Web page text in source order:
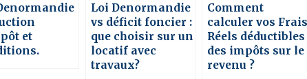
et
Loi Denormandie
vs déficit foncier :
que choisir sur un
locatif avec
travaux?
Comment
calculer vos Frais
Réels déductibles
des impôts sur le
revenu ?